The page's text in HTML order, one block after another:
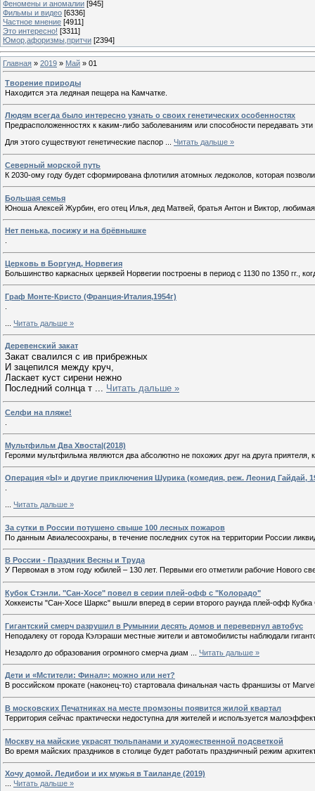
Феномены и аномалии [945]
Фильмы и видео [6336]
Частное мнение [4911]
Это интересно! [3311]
Юмор,афоризмы,притчи [2394]
Главная » 2019 » Май » 01
Творение природы
Находится эта ледяная пещера на Камчатке.
Людям всегда было интересно узнать о своих генетических особенностях
Предрасположенностях к каким-либо заболеваниям или способности передавать эти
Для этого существуют генетические паспор
Читать дальше »
Северный морской путь
К 2030-ому году будет сформирована флотилия атомных ледоколов, которая
Большая семья
Юноша Алексей Журбин, его отец Илья, дед Матвей, братья Антон и Виктор,
Нет пенька, посижу и на брёвнышке
Церковь в Боргунд, Норвегия
Большинство каркасных церквей Норвегии построены в период с 1130 по 1350 гг.,
Граф Монте-Кристо (Франция-Италия,1954г)
Читать дальше »
Деревенский закат
Закат свалился с ив прибрежных
И зацепился между круч,
Ласкает куст сирени нежно
Последний солнца т ... Читать дальше »
Селфи на пляже!
Мультфильм Два Хвоста|(2018)
Героями мультфильма являются два абсолютно не похожих друг на друга
Операция «Ы» и другие приключения Шурика (комедия, реж. Леонид Гайдай,
Читать дальше »
За сутки в России потушено свыше 100 лесных пожаров
По данным Авиалесоохраны, в течение последних суток на территории России
В России - Праздник Весны и Труда
У Первомая в этом году юбилей – 130 лет. Первыми его отметили рабочие Нового
Кубок Стэнли. "Сан-Хосе" повел в серии плей-офф с "Колорадо"
Хоккеисты "Сан-Хосе Шаркс" вышли вперед в серии второго раунда плей-офф
Гигантский смерч разрушил в Румынии десять домов и перевернул автобус
Неподалеку от города Кэлэраши местные жители и автомобилисты наблюдали
Незадолго до образования огромного смерча диам
Читать дальше »
Дети и «Мстители: Финал»: можно или нет?
В российском прокате (наконец-то) стартовала финальная часть франшизы от
В московских Печатниках на месте промзоны появится жилой квартал
Территория сейчас практически недоступна для жителей и используется
Москву на майские украсят тюльпанами и художественной подсветкой
Во время майских праздников в столице будет работать праздничный режим
Хочу домой. Ледибои и их мужья в Таиланде (2019)
... Читать дальше »